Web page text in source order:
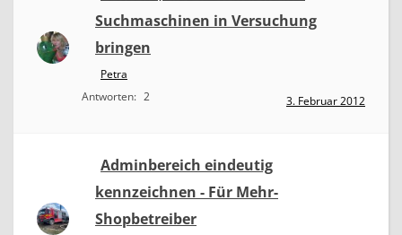
Suchmaschinen in Versuchung
bringen
Petra
Antworten: 2 3. Februar 2012
Adminbereich eindeutig
kennzeichnen - Für Mehr-
Shopbetreiber